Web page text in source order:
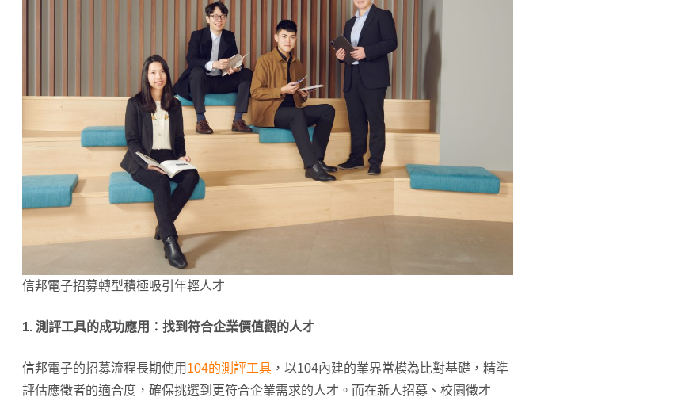
信邦電子招募轉型積極吸引年輕人才
1. 測評工具的成功應用：找到符合企業價值觀的人才
信邦電子的招募流程長期使用 104的測評工具 ，以104內建的業界常模為比對基礎，精準
評估應徵者的適合度，確保挑選到更符合企業需求的人才。而在新人招募、校園徵才